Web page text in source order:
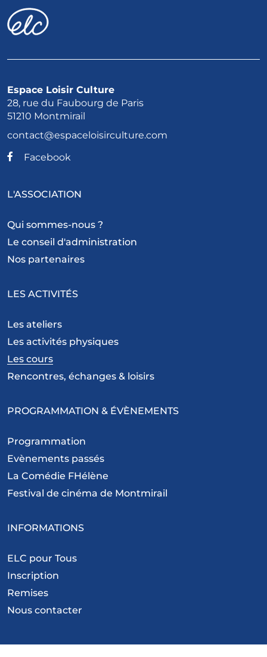
Espace Loisir Culture
28, rue du Faubourg de Paris
51210 Montmirail
contact@espaceloisirculture.com
Facebook
L'ASSOCIATION
Qui sommes-nous ?
Le conseil d'administration
Nos partenaires
LES ACTIVITÉS
Les ateliers
Les activités physiques
Les cours
Rencontres, échanges & loisirs
PROGRAMMATION & ÉVÈNEMENTS
Programmation
Evènements passés
La Comédie FHélène
Festival de cinéma de Montmirail
INFORMATIONS
ELC pour Tous
Inscription
Remises
Nous contacter